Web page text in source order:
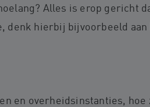
Alles is erop gericht
denk hierbij bijvoorbeeld aan
en overheidsinstanties, hoe